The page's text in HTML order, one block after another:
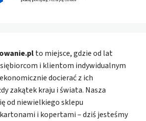
to miejsce, gdzie od lat
i klientom indywidualnym
docierać z ich
zakątek kraju i świata. Nasza
od niewielkiego sklepu
i kopertami – dziś jesteśmy